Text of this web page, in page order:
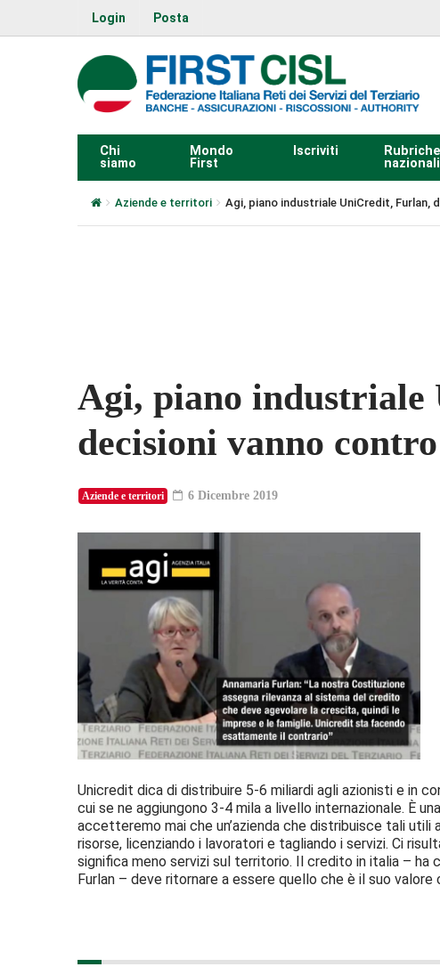
Login Posta
Chi
siamo
Mondo
First
Iscriviti
Rubriche
nazionali
Aziende e territori Agi, piano industriale UniCredit,
Agi, piano
decisioni vanno
Aziende e territori 6 Dicembre 2019
Unicredit dica di distribuire 5-6 miliardi agli azionisti e in
cui se ne aggiungono 3-4 mila a livello internazionale. È
accetteremo mai che un’azienda che distribuisce tali
risorse, licenziando i lavoratori e tagliando i servizi. Ci
significa meno servizi sul territorio. Il credito in italia – ha
Furlan – deve ritornare a essere quello che è il suo